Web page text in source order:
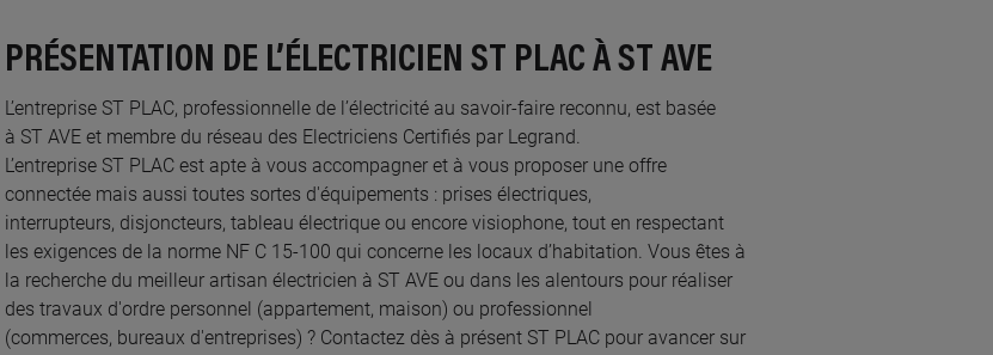
PRÉSENTATION DE L’ÉLECTRICIEN ST PLAC À ST AVE
L’entreprise ST PLAC, professionnelle de l’électricité au savoir-faire reconnu, est basée
à ST AVE et membre du réseau des Electriciens Certifiés par Legrand.​
L’entreprise ST PLAC est apte à vous accompagner et à vous proposer une offre
connectée mais aussi toutes sortes d'équipements : prises électriques,
interrupteurs, disjoncteurs, tableau électrique ou encore visiophone, tout en respectant
les exigences de la norme NF C 15-100 qui concerne les locaux d’habitation. Vous êtes à
la recherche du meilleur artisan électricien à ST AVE ou dans les alentours pour réaliser
des travaux d'ordre personnel (appartement, maison) ou professionnel
(commerces, bureaux d'entreprises) ? Contactez dès à présent ST PLAC pour avancer sur